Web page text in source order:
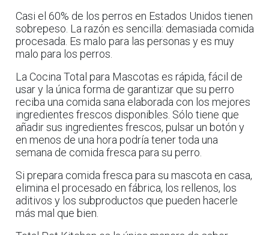
Casi el 60% de los perros en Estados Unidos tienen
sobrepeso. La razón es sencilla: demasiada comida
procesada. Es malo para las personas y es muy
malo para los perros.
La Cocina Total para Mascotas es rápida, fácil de
usar y la única forma de garantizar que su perro
reciba una comida sana elaborada con los mejores
ingredientes frescos disponibles. Sólo tiene que
añadir sus ingredientes frescos, pulsar un botón y
en menos de una hora podría tener toda una
semana de comida fresca para su perro.
Si prepara comida fresca para su mascota en casa,
elimina el procesado en fábrica, los rellenos, los
aditivos y los subproductos que pueden hacerle
más mal que bien.